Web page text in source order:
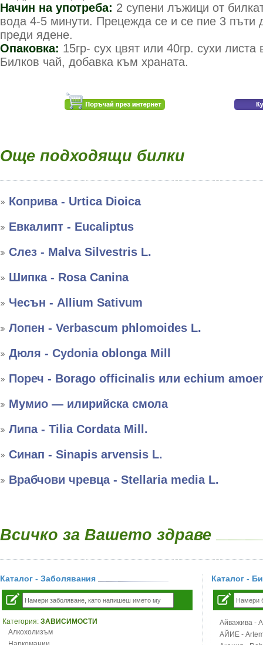
Начин на употреба: 2 супени лъжици от
вода 4-5 минути. Прецежда се и се пие 3 пъти
преди ядене.
Опаковка: 15гр- сух цвят или 40гр. сухи
Билков чай, добавка към храната.
Още подходящи билки
Коприва - Urtica Dioica
Евкалипт - Eucaliptus
Слез - Malva Silvestris L.
Шипка - Rosa Canina
Чесън - Allium Sativum
Лопен - Verbascum phlomoides L.
Дюля - Cydonia oblonga Mill
Пореч - Borago officinalis или echium
Мумио — илирийска смола
Липа - Tilia Cordata Mill.
Синап - Sinapis arvensis L.
Врабчови чревца - Stellaria media L.
Всичко за Вашето здраве
Каталог - Заболявания
Категория: ЗАВИСИМОСТИ
Алкохолизъм
Каталог -
Айважива -
АЙИЕ -